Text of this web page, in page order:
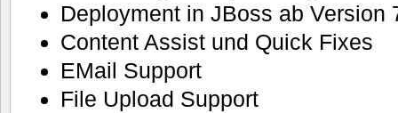
Deployment in JBoss ab Version
Content Assist und Quick Fixes
EMail Support
File Upload Support